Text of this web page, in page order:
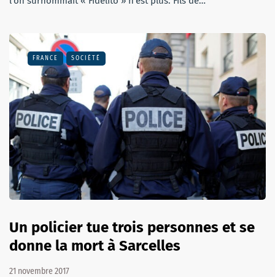
FRANCE SOCIÉTÉ
Un policier tue trois personnes et se
donne la mort à Sarcelles
21 novembre 2017